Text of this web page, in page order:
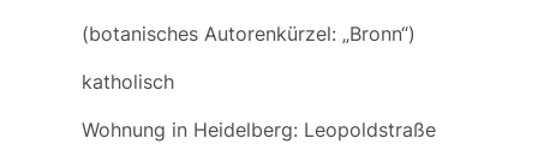
(botanisches Autorenkürzel: „Bronn“)
katholisch
Wohnung in Heidelberg: Leopoldstraße